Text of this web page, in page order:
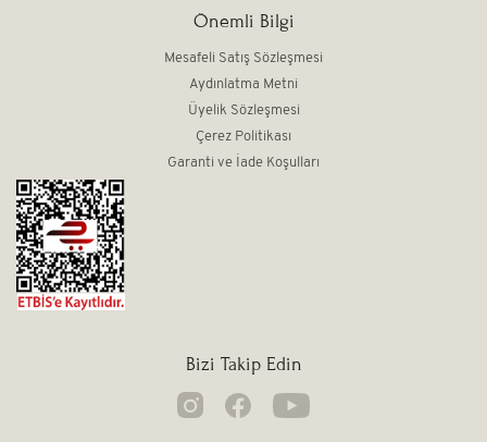
Önemli Bilgi
Mesafeli Satış Sözleşmesi
Aydınlatma Metni
Üyelik Sözleşmesi
Çerez Politikası
Garanti ve İade Koşulları
Bizi Takip Edin